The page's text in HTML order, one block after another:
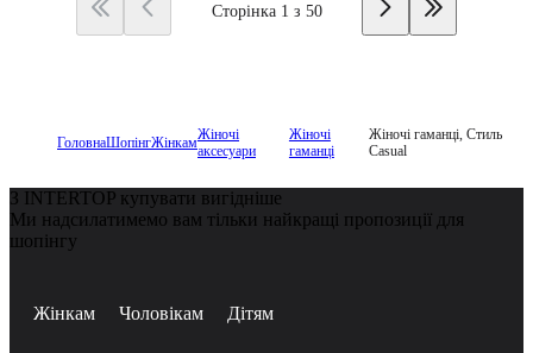
Сторінка 1 з 50
ГоловнаШопінгЖінкамЖіночі
аксесуари
Жіночі
гаманці
Жіночі гаманці, Стиль
Casual
З INTERTOP купувати вигідніше
Ми надсилатимемо вам тільки найкращі пропозиції для
шопінгу
Жінкам Чоловікам Дітям